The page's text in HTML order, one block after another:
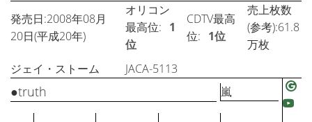
発売日:2008年08月
20日(平成20年)
オリコン
最高位: 1
位
CDTV最高
位: 1位
売上枚数
(参考):61.8
万枚
ジェイ・ストーム
JACA-5113
●truth 嵐